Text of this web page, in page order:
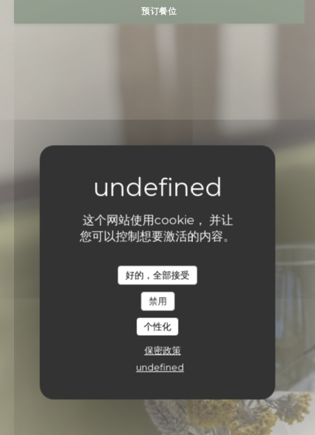
这个网站使用cookie， 并让
您可以控制想要激活的内容。
好的，全部接受
禁用
个性化
保密政策
undefined
预订餐位